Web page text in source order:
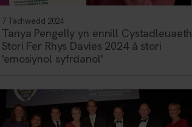
7 Tachwedd 2024
Tanya Pengelly yn ennill Cystadleuaeth
Stori Fer Rhys Davies 2024 â stori
'emosiynol syfrdanol'